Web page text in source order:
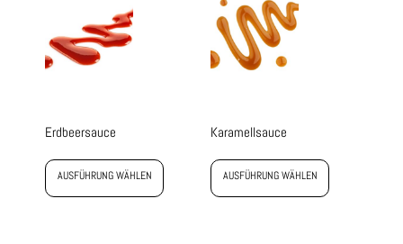
Erdbeersauce
AUSFÜHRUNG WÄHLEN
Karamellsauce
AUSFÜHRUNG WÄHLEN